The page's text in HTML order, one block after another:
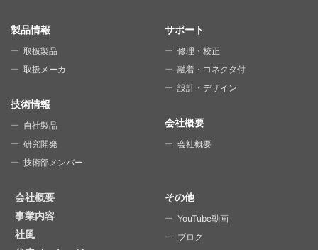
SITE MAP
製品情報
取扱製品
取扱メーカ
技術情報
自社製品
研究開発
技術部メンバー
サポート
修理・校正
融着・コネクタ付
設計・デザイン
会社概要
会社概要
会社概要
事業内容
社風
その他
YouTube動画
ブログ